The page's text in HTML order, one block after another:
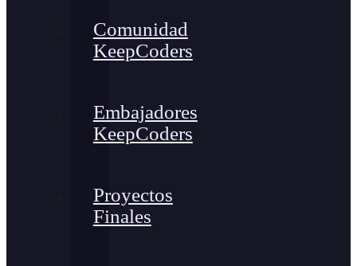
Comunidad
KeepCoders
Embajadores
KeepCoders
Proyectos
Finales